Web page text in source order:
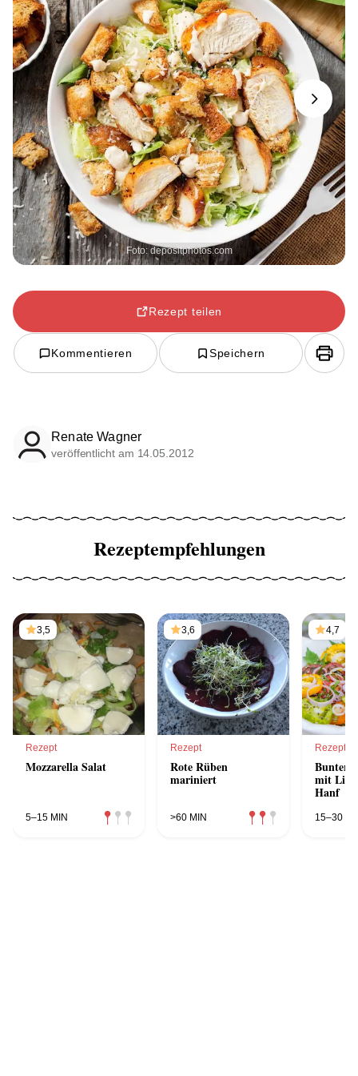
Foto: depositphotos.com
Next
Rezept teilen
Kommentieren Speichern
Renate Wagner
veröffentlicht am 14.05.2012
Rezeptempfehlungen
3,5
Rezept
Mozzarella Salat
5–15 MIN
3,6
Rezept
Rote Rüben
mariniert
>60 MIN
4,7
Rezept
Bunter
mit
Hanf
15–30